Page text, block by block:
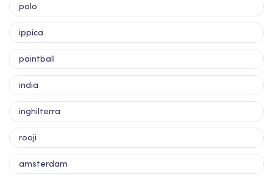
polo
ippica
paintball
india
inghilterra
rooji
amsterdam